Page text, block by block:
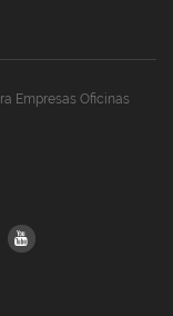
Empresas Oficinas